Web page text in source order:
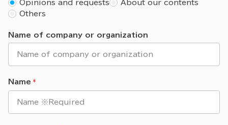
Opinions and requests
About our contents
Others
Name of company or organization
Name